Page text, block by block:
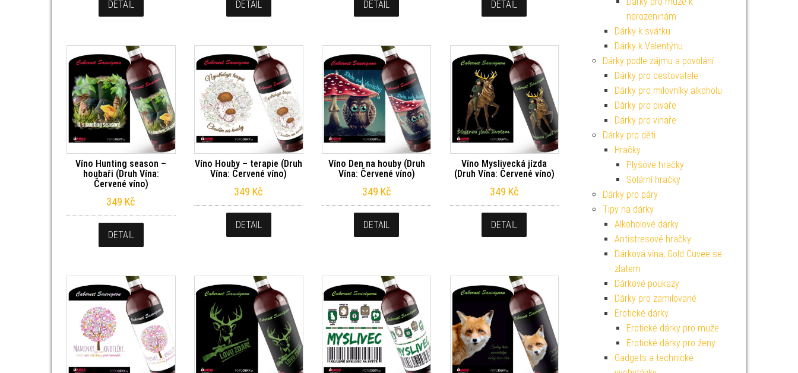
DETAIL DETAIL DETAIL DETAIL
Víno Hunting season –
houbaři (Druh Vína:
Červené víno)
349 Kč
DETAIL
Víno Houby – terapie (Druh
Vína: Červené víno)
349 Kč
DETAIL
Víno Den na houby (Druh
Vína: Červené víno)
349 Kč
DETAIL
Víno Myslivecká jízda
(Druh Vína: Červené víno)
349 Kč
DETAIL
narozeninám
Dárky k svátku
Dárky k Valentýnu
Dárky podle zájmu a povolání
Dárky pro cestovatele
Dárky pro milovníky alkoholu
Dárky pro pivaře
Dárky pro vinaře
Dárky pro děti
Hračky
Plyšové hračky
Solární hračky
Dárky pro páry
Tipy na dárky
Alkoholové dárky
Antistresové hračky
Dárková vína, Gold Cuvee se
zlatem
Dárkové poukazy
Dárky pro zamilované
Erotické dárky
Erotické dárky pro muže
Erotické dárky pro ženy
Gadgets a technické